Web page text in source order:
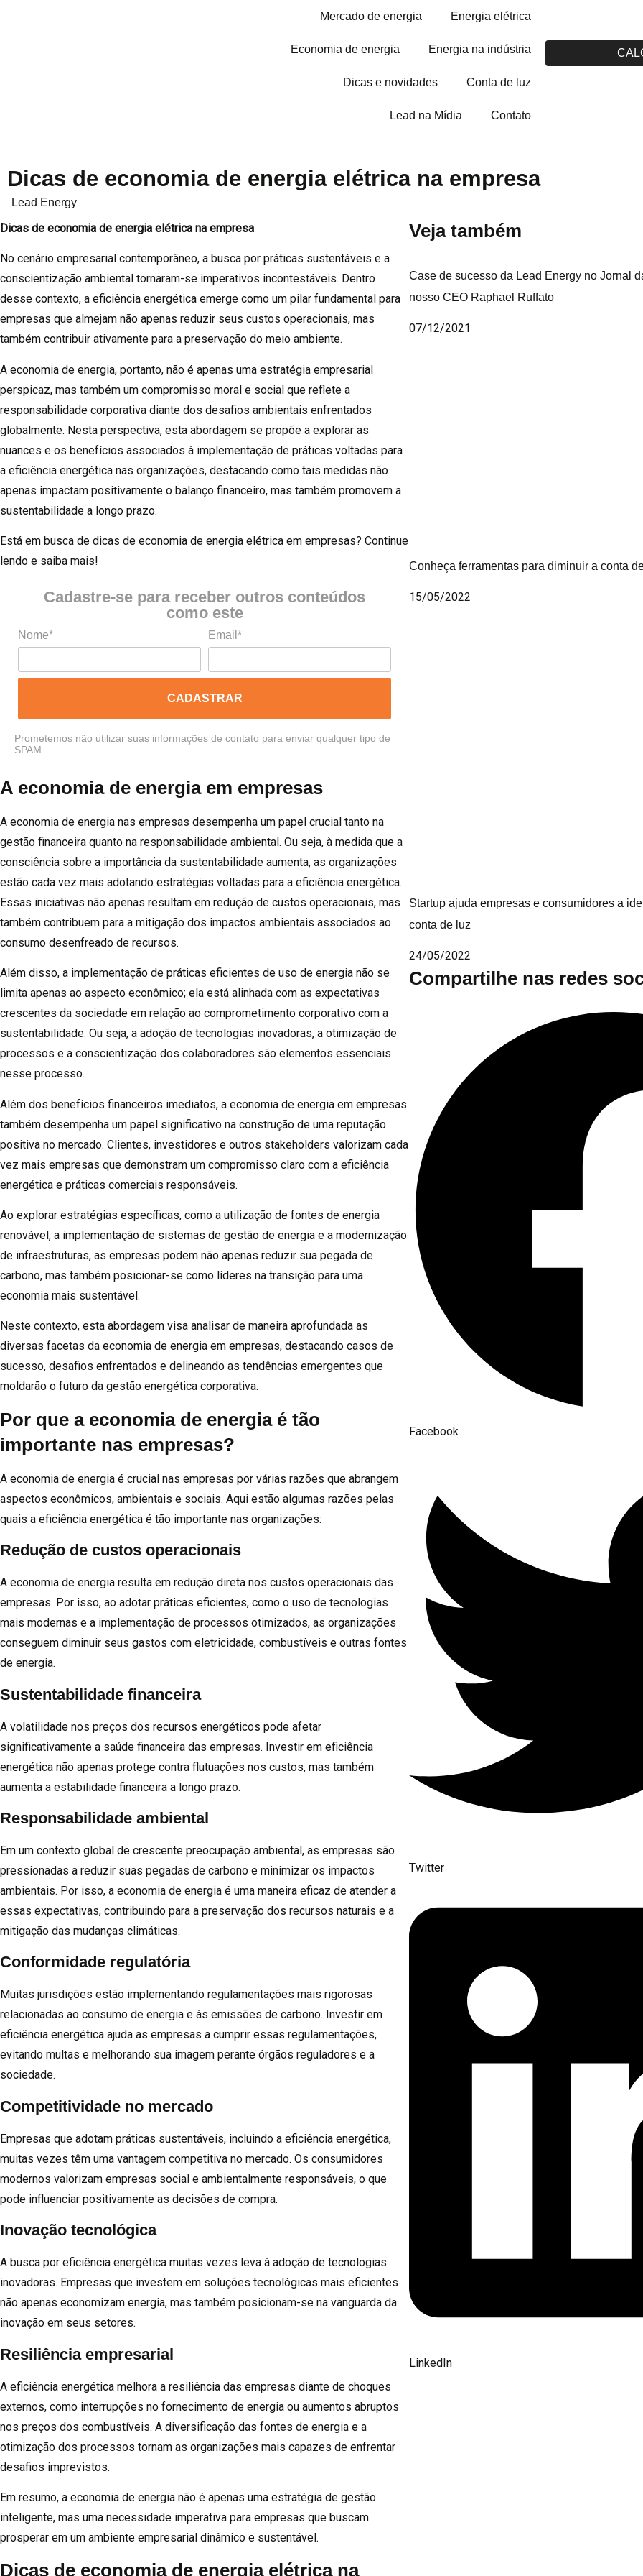
Mercado de energia Energia elétrica
Economia de energia Energia na indústria
Dicas e novidades Conta de luz
Lead na Mídia Contato
Dicas de economia de energia elétrica na empresa
Lead Energy
Dicas de economia de energia elétrica na empresa
No cenário empresarial contemporâneo, a busca por práticas sustentáveis e a
conscientização ambiental tornaram-se imperativos incontestáveis. Dentro
desse contexto, a eficiência energética emerge como um pilar fundamental para
empresas que almejam não apenas reduzir seus custos operacionais, mas
também contribuir ativamente para a preservação do meio ambiente.
A economia de energia, portanto, não é apenas uma estratégia empresarial
perspicaz, mas também um compromisso moral e social que reflete a
responsabilidade corporativa diante dos desafios ambientais enfrentados
globalmente. Nesta perspectiva, esta abordagem se propõe a explorar as
nuances e os benefícios associados à implementação de práticas voltadas para
a eficiência energética nas organizações, destacando como tais medidas não
apenas impactam positivamente o balanço financeiro, mas também promovem a
sustentabilidade a longo prazo.
Está em busca de dicas de economia de energia elétrica em empresas? Continue
lendo e saiba mais!
Cadastre-se para receber outros conteúdos
como este
Nome* Email*
CADASTRAR
Prometemos não utilizar suas informações de contato para enviar qualquer tipo de
SPAM.
A economia de energia em empresas
A economia de energia nas empresas desempenha um papel crucial tanto na
gestão financeira quanto na responsabilidade ambiental. Ou seja, à medida que a
consciência sobre a importância da sustentabilidade aumenta, as organizações
estão cada vez mais adotando estratégias voltadas para a eficiência energética.
Essas iniciativas não apenas resultam em redução de custos operacionais, mas
também contribuem para a mitigação dos impactos ambientais associados ao
consumo desenfreado de recursos.
Além disso, a implementação de práticas eficientes de uso de energia não se
limita apenas ao aspecto econômico; ela está alinhada com as expectativas
crescentes da sociedade em relação ao comprometimento corporativo com a
sustentabilidade. Ou seja, a adoção de tecnologias inovadoras, a otimização de
processos e a conscientização dos colaboradores são elementos essenciais
nesse processo.
Além dos benefícios financeiros imediatos, a economia de energia em empresas
também desempenha um papel significativo na construção de uma reputação
positiva no mercado. Clientes, investidores e outros stakeholders valorizam cada
vez mais empresas que demonstram um compromisso claro com a eficiência
energética e práticas comerciais responsáveis.
Ao explorar estratégias específicas, como a utilização de fontes de energia
renovável, a implementação de sistemas de gestão de energia e a modernização
de infraestruturas, as empresas podem não apenas reduzir sua pegada de
carbono, mas também posicionar-se como líderes na transição para uma
economia mais sustentável.
Neste contexto, esta abordagem visa analisar de maneira aprofundada as
diversas facetas da economia de energia em empresas, destacando casos de
sucesso, desafios enfrentados e delineando as tendências emergentes que
moldarão o futuro da gestão energética corporativa.
Por que a economia de energia é tão
importante nas empresas?
A economia de energia é crucial nas empresas por várias razões que abrangem
aspectos econômicos, ambientais e sociais. Aqui estão algumas razões pelas
quais a eficiência energética é tão importante nas organizações:
Redução de custos operacionais
A economia de energia resulta em redução direta nos custos operacionais das
empresas. Por isso, ao adotar práticas eficientes, como o uso de tecnologias
mais modernas e a implementação de processos otimizados, as organizações
conseguem diminuir seus gastos com eletricidade, combustíveis e outras fontes
de energia.
Sustentabilidade financeira
A volatilidade nos preços dos recursos energéticos pode afetar
significativamente a saúde financeira das empresas. Investir em eficiência
energética não apenas protege contra flutuações nos custos, mas também
aumenta a estabilidade financeira a longo prazo.
Responsabilidade ambiental
Em um contexto global de crescente preocupação ambiental, as empresas são
pressionadas a reduzir suas pegadas de carbono e minimizar os impactos
ambientais. Por isso, a economia de energia é uma maneira eficaz de atender a
essas expectativas, contribuindo para a preservação dos recursos naturais e a
mitigação das mudanças climáticas.
Conformidade regulatória
Muitas jurisdições estão implementando regulamentações mais rigorosas
relacionadas ao consumo de energia e às emissões de carbono. Investir em
eficiência energética ajuda as empresas a cumprir essas regulamentações,
evitando multas e melhorando sua imagem perante órgãos reguladores e a
sociedade.
Competitividade no mercado
Empresas que adotam práticas sustentáveis, incluindo a eficiência energética,
muitas vezes têm uma vantagem competitiva no mercado. Os consumidores
modernos valorizam empresas social e ambientalmente responsáveis, o que
pode influenciar positivamente as decisões de compra.
Inovação tecnológica
A busca por eficiência energética muitas vezes leva à adoção de tecnologias
inovadoras. Empresas que investem em soluções tecnológicas mais eficientes
não apenas economizam energia, mas também posicionam-se na vanguarda da
inovação em seus setores.
Resiliência empresarial
A eficiência energética melhora a resiliência das empresas diante de choques
externos, como interrupções no fornecimento de energia ou aumentos abruptos
nos preços dos combustíveis. A diversificação das fontes de energia e a
otimização dos processos tornam as organizações mais capazes de enfrentar
desafios imprevistos.
Em resumo, a economia de energia não é apenas uma estratégia de gestão
inteligente, mas uma necessidade imperativa para empresas que buscam
prosperar em um ambiente empresarial dinâmico e sustentável.
Dicas de economia de energia elétrica na
Veja também
Case de sucesso da Lead Energy no Jornal
nosso CEO Raphael Ruffato
07/12/2021
Conheça ferramentas para diminuir a conta
15/05/2022
Startup ajuda empresas e consumidores a
conta de luz
24/05/2022
Compartilhe nas redes
Facebook
Twitter
LinkedIn